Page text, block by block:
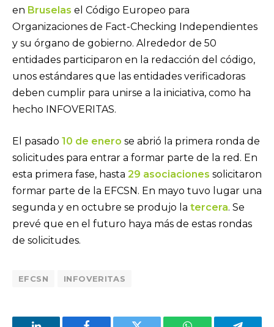
en Bruselas el Código Europeo para
Organizaciones de Fact-Checking Independientes
y su órgano de gobierno. Alrededor de 50
entidades participaron en la redacción del código,
unos estándares que las entidades verificadoras
deben cumplir para unirse a la iniciativa, como ha
hecho INFOVERITAS.
El pasado 10 de enero se abrió la primera ronda de
solicitudes para entrar a formar parte de la red. En
esta primera fase, hasta 29 asociaciones solicitaron
formar parte de la EFCSN. En mayo tuvo lugar una
segunda y en octubre se produjo la tercera. Se
prevé que en el futuro haya más de estas rondas
de solicitudes.
EFCSN INFOVERITAS